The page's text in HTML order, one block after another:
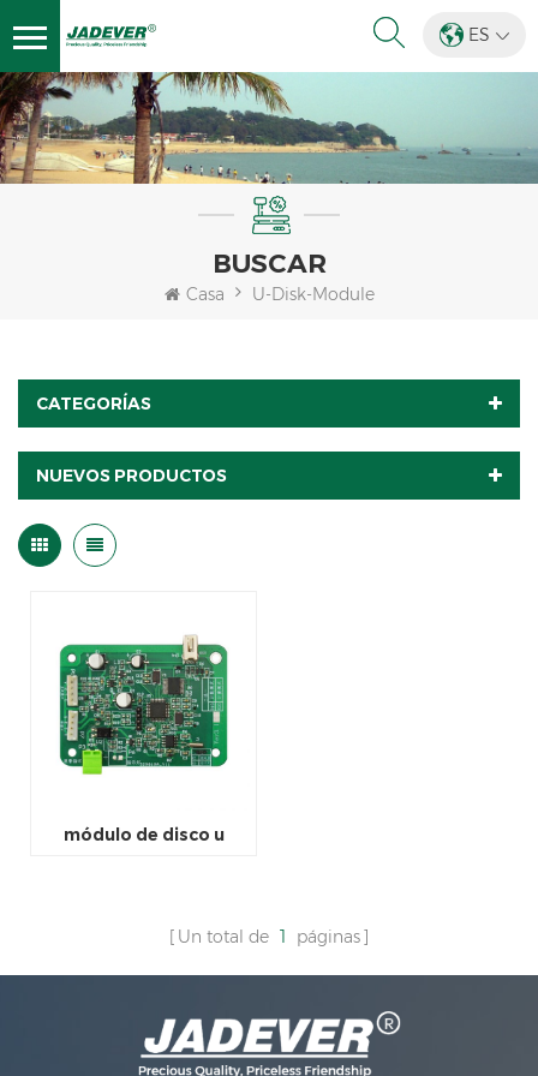
ES
BUSCAR
Casa U-Disk-Module
CATEGORÍAS
NUEVOS PRODUCTOS
módulo de disco u
Un total de 1 páginas